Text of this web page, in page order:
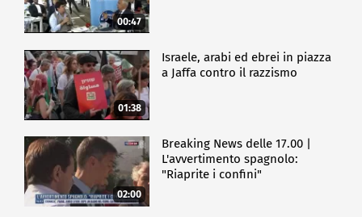
Ministeriale che impongano alle Regioni regole
comuni per la contabilità analitica, controllo di
Ronzulli, vicepresidente del Senato, ha lanciato un
allarme sullo stato di salute del sistema sanitario:
"non possiamo rinviare una profonda riforma della
sanità. È evidente che senza il contributo del privato
accreditato saremmo al collasso. Dobbiamo
ripensare il sistema, anche alla luce
dell'invecchiamento della popolazione, garantendo
un accesso alle cure fondato sulla prossimità."
00:47
01:38
Israele, arabi ed ebrei in piazza
a Jaffa contro il razzismo
02:00
Breaking News delle 17.00 |
L'avvertimento spagnolo:
"Riaprite i confini"